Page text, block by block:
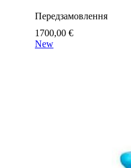
Передзамовлення
1700,00 €
New